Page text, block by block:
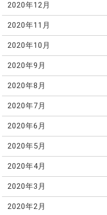
2020年12月
2020年11月
2020年10月
2020年9月
2020年8月
2020年7月
2020年6月
2020年5月
2020年4月
2020年3月
2020年2月